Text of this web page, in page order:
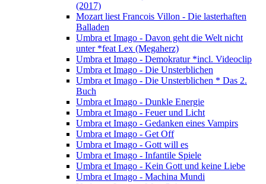
(2017)
Mozart liest Francois Villon - Die lasterhaften
Balladen
Umbra et Imago - Davon geht die Welt nicht
unter *feat Lex (Megaherz)
Umbra et Imago - Demokratur *incl. Videoclip
Umbra et Imago - Die Unsterblichen
Umbra et Imago - Die Unsterblichen * Das 2.
Buch
Umbra et Imago - Dunkle Energie
Umbra et Imago - Feuer und Licht
Umbra et Imago - Gedanken eines Vampirs
Umbra et Imago - Get Off
Umbra et Imago - Gott will es
Umbra et Imago - Infantile Spiele
Umbra et Imago - Kein Gott und keine Liebe
Umbra et Imago - Machina Mundi